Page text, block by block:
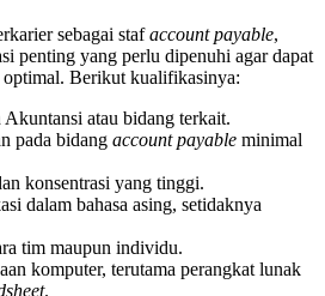
sebagai stafaccount payable,
penting yang perlu dipenuhi agar dapat
optimal. Berikut kualifikasinya:
atau bidang terkait.
pada bidang account payable minimal
konsentrasi yang tinggi.
dalam bahasa asing, setidaknya
tim maupun individu.
komputer, terutama perangkat lunak
.